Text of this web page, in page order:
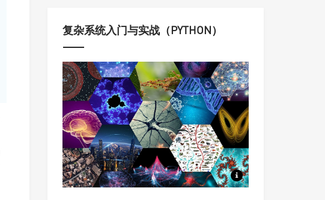
复杂系统入门与实战（PYTHON）
科学家用来理解复杂系统的思